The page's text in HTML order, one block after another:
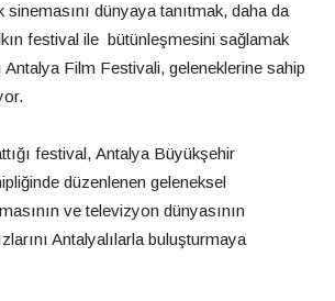
dünyaya tanıtmak, daha da
festival ile bütünleşmesini sağlamak
Antalya Film Festivali, geleneklerine sahip
festival, Antalya Büyükşehir
düzenlenen geleneksel
ve televizyon dünyasının
Antalyalılarla buluşturmaya